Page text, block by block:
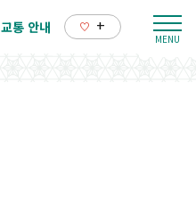
교통 안내 +